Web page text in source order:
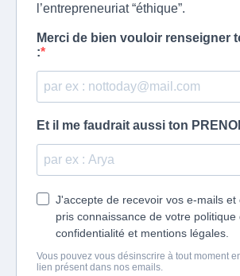
l’entrepreneuriat “éthique”.
Merci de bien vouloir renseigner
:
Et il me faudrait aussi ton
J'accepte de recevoir vos e-mails et
pris connaissance de votre politique
confidentialité et mentions légales.
Vous pouvez vous désinscrire à tout moment
lien présent dans nos emails.